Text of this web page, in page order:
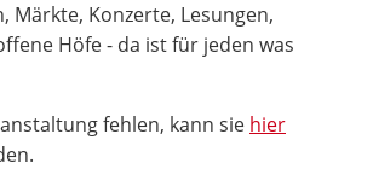
Märkte, Konzerte, Lesungen,
Höfe - da ist für jeden was
fehlen, kann sie hier